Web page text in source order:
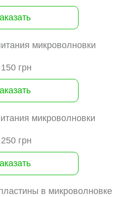
микроволновки
150 грн
микроволновки
250 грн
в микроволновке